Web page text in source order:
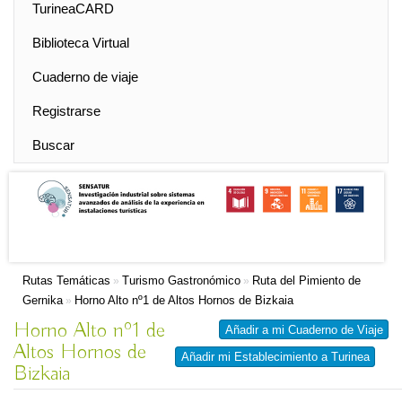
TurineaCARD
Biblioteca Virtual
Cuaderno de viaje
Registrarse
Buscar
Rutas Temáticas » Turismo Gastronómico » Ruta del Pimiento de
Gernika» Horno Alto nº1 de Altos Hornos de Bizkaia
Añadir a mi Cuaderno de Viaje
Añadir mi Establecimiento a Turinea
Horno Alto nº1 de
Altos Hornos de
Bizkaia